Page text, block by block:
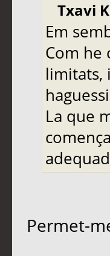
Txavi
Em
Com he
limitats,
La que
Permet-